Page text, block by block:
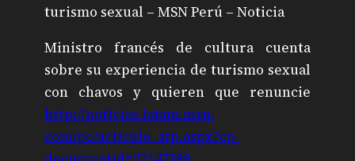
turismo sexual – MSN Perú – Noticia
Ministro francés de cultura cuenta
sobre su experiencia de turismo sexual
con chavos y quieren que renuncie
http://noticias.latam.msn.
com/pe/articulo_afp.aspx?cp-